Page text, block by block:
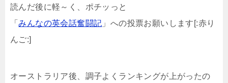
読んだ後に軽～く、ポチッっと
「みんなの英会話奮闘記 」への投票お願いします[:赤り
んご:]
オーストラリア後、調子よくランキングが上がったの